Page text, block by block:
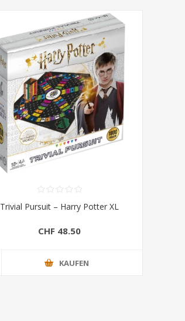
Trivial Pursuit – Harry Potter XL
CHF 48.50
KAUFEN